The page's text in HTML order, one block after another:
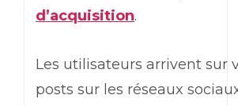
d’acquisition.
Les utilisateurs arrivent sur
posts sur les réseaux